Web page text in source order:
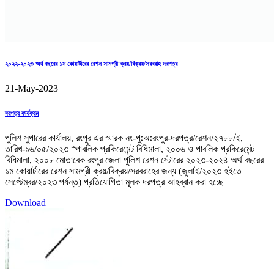
২০২২-২০২৩ অর্থ বছরের ১ম কোয়ার্টারের রেশন সামগ্রী ক্রয়/বিক্রয়/সরবরাহ দরপত্র
21-May-2023
দরপত্র কার্যক্রম
পুলিশ সুপারের কার্যালয়, রংপুর এর স্মারক নং-পুঃঅঃরংপুর-দরপত্র/রেশন/২৭৮৮/ই,
তারিখ-১৬/০৫/২০২৩ “পাবলিক প্রকিরেমেন্ট বিধিমালা, ২০০৬ ও পাবলিক প্রকিরেমেন্ট
বিধিমালা, ২০০৮ মোতাবেক রংপুর জেলা পুলিশ রেশন স্টোরের ২০২৩-২০২৪ অর্থ বছরের
১ম কোয়ার্টারের রেশন সামগ্রী ক্রয়/বিক্রয়/সরবরাহের জন্য (জুলাই/২০২৩ হইতে
সেপ্টেম্বর/২০২৩ পর্যন্ত) প্রতিযোগিতা মূলক দরপত্র আহব্বান করা হচ্ছে
Download